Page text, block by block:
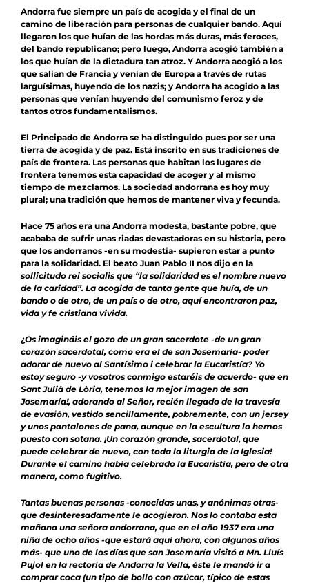
Andorra fue siempre un país de acogida y el final de un
camino de liberación para personas de cualquier bando. Aquí
llegaron los que huían de las hordas más duras, más feroces,
del bando republicano; pero luego, Andorra acogió también a
los que huían de la dictadura tan atroz. Y Andorra acogió a los
que salían de Francia y venían de Europa a través de rutas
larguísimas, huyendo de los nazis; y Andorra ha acogido a las
personas que venían huyendo del comunismo feroz y de
tantos otros fundamentalismos.
El Principado de Andorra se ha distinguido pues por ser una
tierra de acogida y de paz. Está inscrito en sus tradiciones de
país de frontera. Las personas que habitan los lugares de
frontera tenemos esta capacidad de acoger y al mismo
tiempo de mezclarnos. La sociedad andorrana es hoy muy
plural; una tradición que hemos de mantener viva y fecunda.
Hace 75 años era una Andorra modesta, bastante pobre, que
acababa de sufrir unas riadas devastadoras en su historia, pero
que los andorranos -en su modestia- supieron estar a punto
para la solidaridad. El beato Juan Pablo II nos dijo en la
sollicitudo rei socialis que “la solidaridad es el nombre nuevo
de la caridad”. La acogida de tanta gente que huía, de un
bando o de otro, de un país o de otro, aquí encontraron paz,
vida y fe cristiana vivida.
¿Os imagináis el gozo de un gran sacerdote -de un gran
corazón sacerdotal, como era el de san Josemaría- poder
adorar de nuevo al Santísimo i celebrar la Eucaristía? Yo
estoy seguro -y vosotros conmigo estaréis de acuerdo- que en
Sant Julià de Lòria, tenemos la mejor imagen de san
Josemaría!, adorando al Señor, recién llegado de la travesía
de evasión, vestido sencillamente, pobremente, con un jersey
y unos pantalones de pana, aunque en la escultura lo hemos
puesto con sotana. ¡Un corazón grande, sacerdotal, que
puede celebrar de nuevo, con toda la liturgia de la Iglesia!
Durante el camino había celebrado la Eucaristía, pero de otra
manera, como fugitivo.
Tantas buenas personas -conocidas unas, y anónimas otras-
que desinteresadamente le acogieron. Nos lo contaba esta
mañana una señora andorrana, que en el año 1937 era una
niña de ocho años -que estará aquí ahora, con algunos años
más- que uno de los días que san Josemaría visitó a Mn. Lluís
Pujol en la rectoría de Andorra la Vella, éste le mandó ir a
comprar coca (un tipo de bollo con azúcar, típico de estas